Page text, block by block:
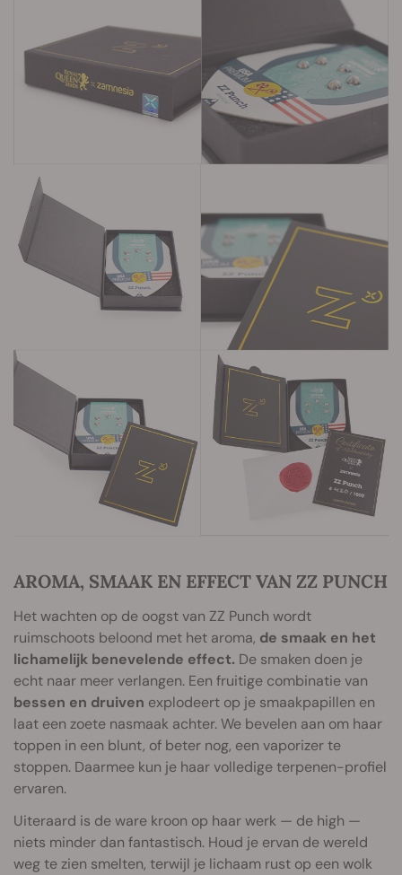
AROMA, SMAAK EN EFFECT VAN ZZ PUNCH
Het wachten op de oogst van ZZ Punch wordt
ruimschoots beloond met het aroma, de smaak en het
lichamelijk benevelende effect. De smaken doen je
echt naar meer verlangen. Een fruitige combinatie van
bessen en druiven explodeert op je smaakpapillen en
laat een zoete nasmaak achter. We bevelen aan om haar
toppen in een blunt, of beter nog, een vaporizer te
stoppen. Daarmee kun je haar volledige terpenen-profiel
ervaren.
Uiteraard is de ware kroon op haar werk — de high —
niets minder dan fantastisch. Houd je ervan de wereld
weg te zien smelten, terwijl je lichaam rust op een wolk